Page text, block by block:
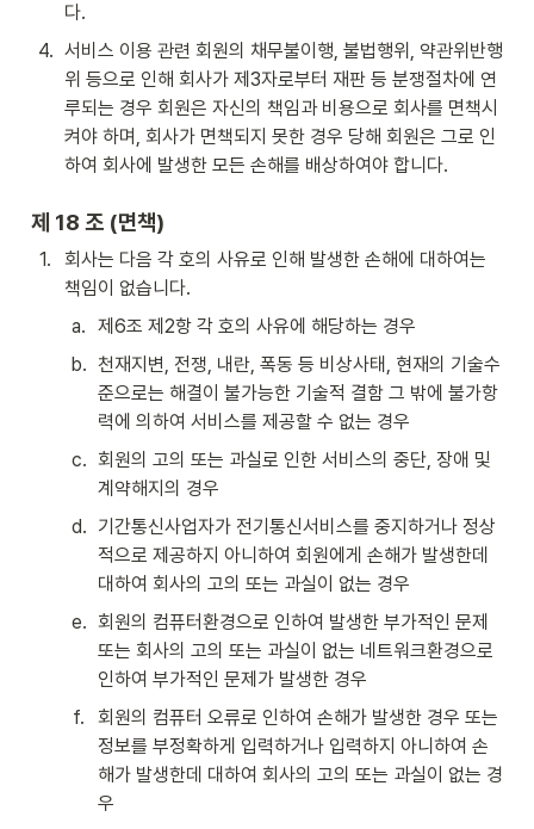
다.
4. 서비스 이용 관련 회원의 채무불이행, 불법행위, 약관위반행
위 등으로 인해 회사가 제3자로부터 재판 등 분쟁절차에 연
루되는 경우 회원은 자신의 책임과 비용으로 회사를 면책시
켜야 하며, 회사가 면책되지 못한 경우 당해 회원은 그로 인
하여 회사에 발생한 모든 손해를 배상하여야 합니다.
제 18 조 (면책)
1.
회사는 다음 각 호의 사유로 인해 발생한 손해에 대하여는
책임이 없습니다.
a. 제6조 제2항 각 호의 사유에 해당하는 경우
b. 천재지변, 전쟁, 내란, 폭동 등 비상사태, 현재의 기술수
준으로는 해결이 불가능한 기술적 결함 그 밖에 불가항
력에 의하여 서비스를 제공할 수 없는 경우
c. 회원의 고의 또는 과실로 인한 서비스의 중단, 장애 및
계약해지의 경우
d. 기간통신사업자가 전기통신서비스를 중지하거나 정상
적으로 제공하지 아니하여 회원에게 손해가 발생한데
대하여 회사의 고의 또는 과실이 없는 경우
e. 회원의 컴퓨터환경으로 인하여 발생한 부가적인 문제
또는 회사의 고의 또는 과실이 없는 네트워크환경으로
인하여 부가적인 문제가 발생한 경우
f.
회원의 컴퓨터 오류로 인하여 손해가 발생한 경우 또는
정보를 부정확하게 입력하거나 입력하지 아니하여 손
해가 발생한데 대하여 회사의 고의 또는 과실이 없는 경
우